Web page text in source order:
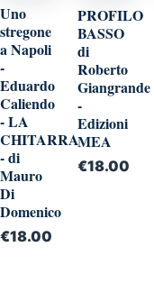
Uno
stregone
a Napoli
-
Eduardo
Caliendo
- LA
CHITARRA
- di
Mauro
Di
Domenico
€18.00
PROFILO
BASSO
di
Roberto
Giangrande
-
Edizioni
MEA
€18.00